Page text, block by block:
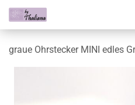
graue Ohrstecker MINI edles